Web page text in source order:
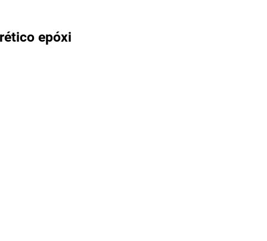
epóxi